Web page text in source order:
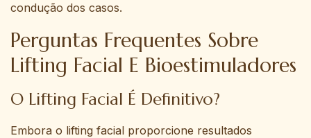
condução dos casos.
Perguntas Frequentes Sobre
Lifting Facial E Bioestimuladores
O Lifting Facial É Definitivo?
Embora o lifting facial proporcione resultados